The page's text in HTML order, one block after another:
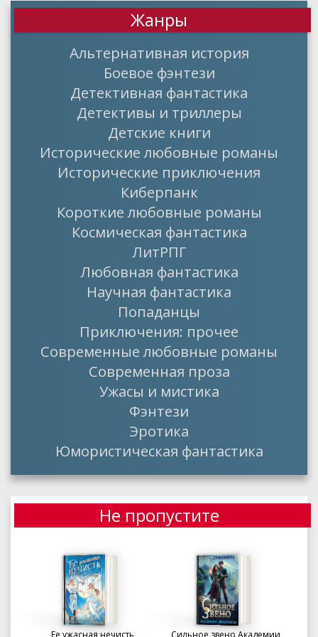
Жанры
Альтернативная история
Боевое фэнтези
Детективная фантастика
Детективы и триллеры
Детские книги
Исторические любовные романы
Исторические приключения
Киберпанк
Короткие любовные романы
Космическая фантастика
ЛитРПГ
Любовная фантастика
Научная фантастика
Попаданцы
Приключения: прочее
Современные любовные романы
Современная проза
Ужасы и мистика
Фэнтези
Эротика
Юмористическая фантастика
Не пропустите
Ее ужасная нечисть Сильное звено Академии